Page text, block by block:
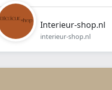
Interieur-shop.nl
interieur-shop.nl